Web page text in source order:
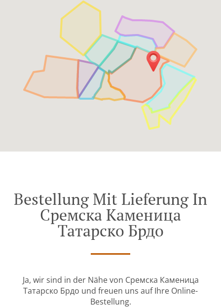
Bestellung Mit Lieferung In
Сремска Каменица
Татарско Брдо
Ja, wir sind in der Nähe von Сремска Каменица
Татарско Брдо und freuen uns auf Ihre Online-
Bestellung.